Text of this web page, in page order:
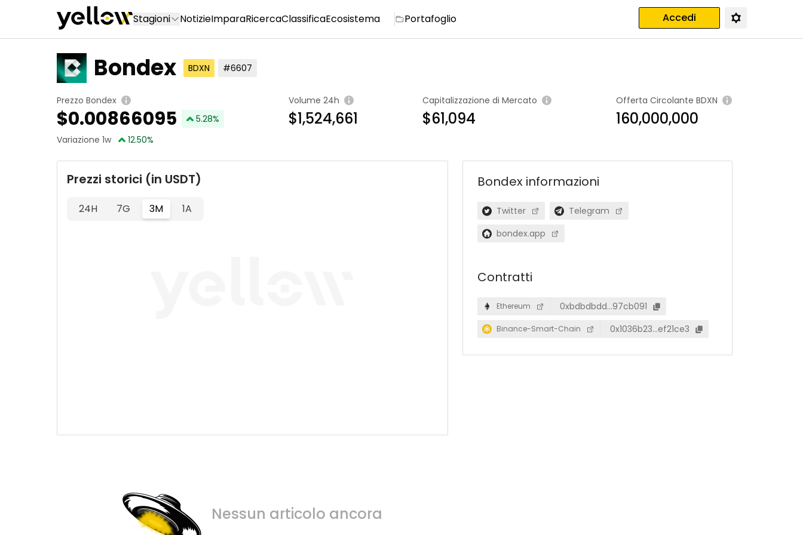
Stagioni NotizieImparaRicercaClassificaEcosistema Portafoglio Accedi
Bondex BDXN #6607
Prezzo Bondex
$0.00866095 5.28%
Variazione 1w
12.50%
Volume 24h
$1,524,661
Capitalizzazione di Mercato
$61,094
Offerta Circolante BDXN
160,000,000
Prezzi storici (in USDT)
24H 7G 3M 1A
Nessun articolo ancora
Bondex informazioni
Twitter
Telegram
bondex.app
Contratti
Ethereum 0xbdbdbdd…97cb091
Binance-Smart-Chain 0x1036b23…ef21ce3